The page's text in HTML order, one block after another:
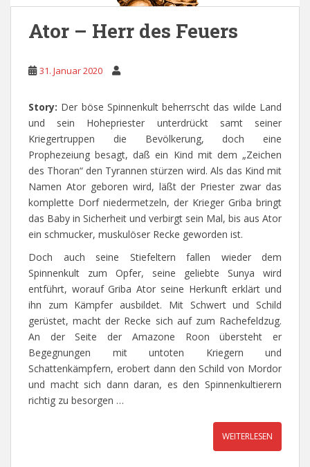
Ator – Herr des Feuers
31. Januar 2020
Story: Der böse Spinnenkult beherrscht das wilde Land
und sein Hohepriester unterdrückt samt seiner
Kriegertruppen die Bevölkerung, doch eine
Prophezeiung besagt, daß ein Kind mit dem „Zeichen
des Thoran“ den Tyrannen stürzen wird. Als das Kind mit
Namen Ator geboren wird, läßt der Priester zwar das
komplette Dorf niedermetzeln, der Krieger Griba bringt
das Baby in Sicherheit und verbirgt sein Mal, bis aus Ator
ein schmucker, muskulöser Recke geworden ist.
Doch auch seine Stiefeltern fallen wieder dem
Spinnenkult zum Opfer, seine geliebte Sunya wird
entführt, worauf Griba Ator seine Herkunft erklärt und
ihn zum Kämpfer ausbildet. Mit Schwert und Schild
gerüstet, macht der Recke sich auf zum Rachefeldzug.
An der Seite der Amazone Roon übersteht er
Begegnungen mit untoten Kriegern und
Schattenkämpfern, erobert dann den Schild von Mordor
und macht sich dann daran, es den Spinnenkultierern
richtig zu besorgen …
WEITERLESEN